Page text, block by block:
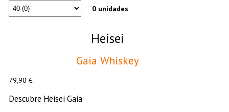
0 unidades
Heisei
Gaia Whiskey
79,90 €
Descubre Heisei Gaia